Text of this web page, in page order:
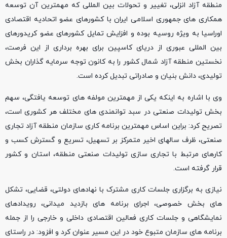
منطقه آزاد انزلی، تغییر و تحولات بین المللی که مهمترین آن توسعه
همکاری های جمهوری اسلامی ایران با کشورهای عضو اتحادیه اقتصادی
اوراسیا به ویژه روسیه بوده و افزایش تمایل کشورهای عضو کریدورهای
بین المللی عبوری از دریای کاسپین برای بهره برداری از این فرصت،
نخستین منطقه آزاد شمال کشور را به کانون توجه سرمایه گذاران بخش
تولیدی، دانش بنیان و صادراتی تبدیل کرده است.
وی با اشاره به اینکه یکی از مهمترین مولفه های توسعه یافتگی، سهم
بخش تولیدات صنعتی در سبد توانمندی های مختلف هر کشوری است،
تصریح کرد: براین اساس مهمترین برنامه کاری سازمان منطقه آزاد تجاری
صنعتی، ظرف سالهای اخیر متمرکز بر تسهیل، تسریع و گسترش کسب و
کارهای مرتبط با تجاری سازی تولیدات صنعتی منطقه، استان و کشور
قرار گرفته است.
نیازی به برگزاری جلسات کاری مشترک با نهادهای دولتی، قضایی، تشکل
های بخش خصوصی، اجرای برنامه های بازدید میدانی، رویدادهای
نمایشگاهی و جلسات کاری فعالین اقتصادی داخلی و خارجی را از جمله
برنامه های سازمان متبوع خود در این مسیر عنوان کرد و افزود: در راستای